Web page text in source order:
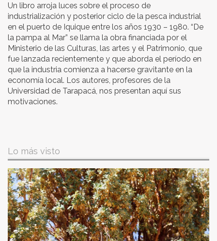
Un libro arroja luces sobre el proceso de
industrialización y posterior ciclo de la pesca industrial
en el puerto de Iquique entre los años 1930 – 1980. “De
la pampa al Mar” se llama la obra financiada por el
Ministerio de las Culturas, las artes y el Patrimonio, que
fue lanzada recientemente y que aborda el período en
que la industria comienza a hacerse gravitante en la
economía local. Los autores, profesores de la
Universidad de Tarapacá, nos presentan aquí sus
motivaciones.
Lo más visto